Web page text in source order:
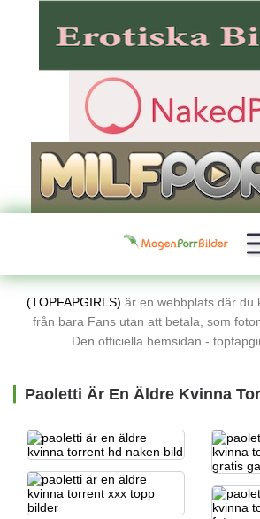
(TOPFAPGIRLS) är en webbplats där du
från bara Fans utan att betala, som
Den officiella hemsidan -
Paoletti Är En Äldre Kvinna Torrent